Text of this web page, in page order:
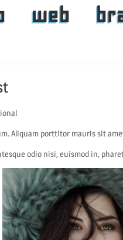
web
Aliquam porttitor mauris sit
odio nisi, euismod in,